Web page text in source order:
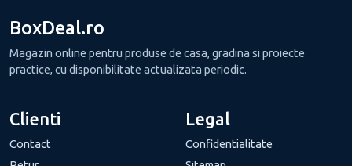
BoxDeal.ro
Magazin online pentru produse de casa, gradina si proiecte
practice, cu disponibilitate actualizata periodic.
Clienti
Contact
Legal
Confidentialitate